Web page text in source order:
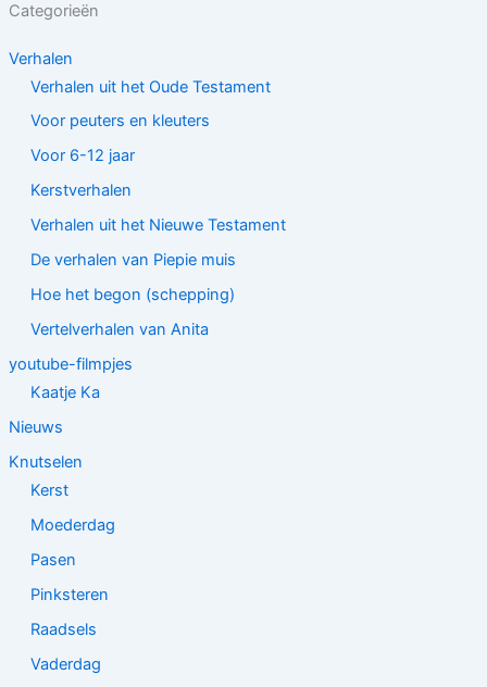
Categorieën
Verhalen
Verhalen uit het Oude Testament
Voor peuters en kleuters
Voor 6-12 jaar
Kerstverhalen
Verhalen uit het Nieuwe Testament
De verhalen van Piepie muis
Hoe het begon (schepping)
Vertelverhalen van Anita
youtube-filmpjes
Kaatje Ka
Nieuws
Knutselen
Kerst
Moederdag
Pasen
Pinksteren
Raadsels
Vaderdag